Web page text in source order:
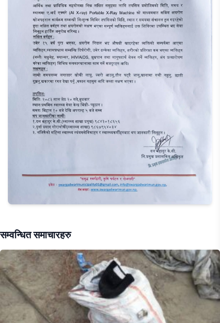
सम्वन्धित समाचारहरु